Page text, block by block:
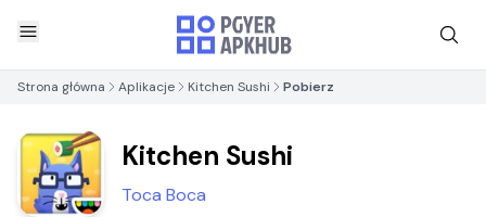
Strona główna Aplikacje Kitchen Sushi Pobierz
Kitchen Sushi
Toca Boca